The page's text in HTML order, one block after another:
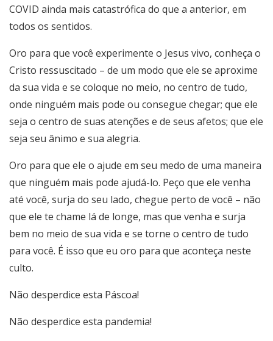
COVID ainda mais catastrófica do que a anterior, em
todos os sentidos.
Oro para que você experimente o Jesus vivo, conheça o
Cristo ressuscitado – de um modo que ele se aproxime
da sua vida e se coloque no meio, no centro de tudo,
onde ninguém mais pode ou consegue chegar; que ele
seja o centro de suas atenções e de seus afetos; que ele
seja seu ânimo e sua alegria.
Oro para que ele o ajude em seu medo de uma maneira
que ninguém mais pode ajudá-lo. Peço que ele venha
até você, surja do seu lado, chegue perto de você – não
que ele te chame lá de longe, mas que venha e surja
bem no meio de sua vida e se torne o centro de tudo
para você. É isso que eu oro para que aconteça neste
culto.
Não desperdice esta Páscoa!
Não desperdice esta pandemia!